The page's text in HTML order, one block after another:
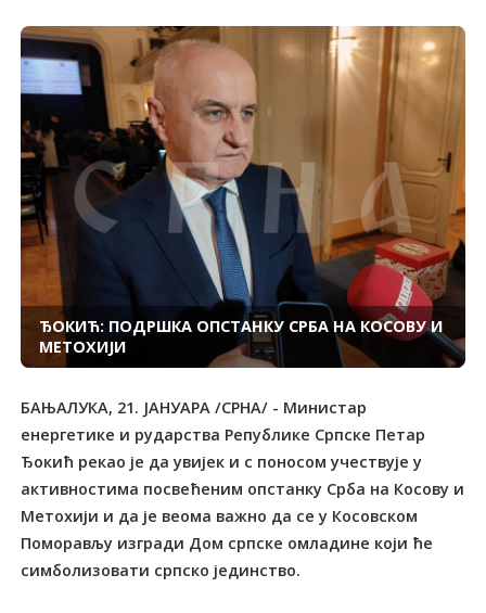
ЂОКИЋ: ПОДРШКА ОПСТАНКУ СРБА НА КОСОВУ И
МЕТОХИЈИ
БАЊАЛУКА, 21. ЈАНУАРА /СРНА/ - Министар
енергетике и рударства Републике Српске Петар
Ђокић рекао је да увијек и с поносом учествује у
активностима посвећеним опстанку Срба на Косову и
Метохији и да је веома важно да се у Косовском
Поморављу изгради Дом српске омладине који ће
симболизовати српско јединство.